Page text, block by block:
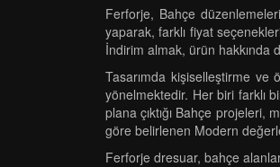
Ferforje, Bahçe
yaparak, farklı fiyat
İndirim almak, ürün hakkında
Tasarımda kişiselleştirme ve
yönelmektedir. Her biri farklı
plana çıktığı Bahçe projeleri,
göre belirlenen Modern
Ferforje dresuar, bahçe